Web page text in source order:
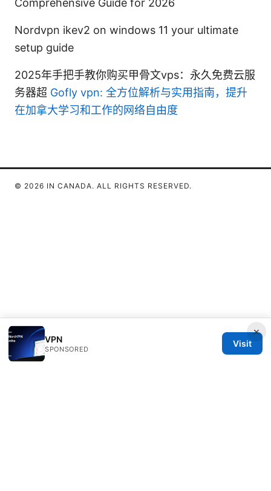
Nordvpn ikev2 on windows 11 your ultimate
setup guide
2025年手把手教你购买甲骨文vps：永久免费云服
务器超 Gofly vpn: 全方位解析与实用指南，提升
在加拿大学习和工作的网络自由度
×
VPN
SPONSORED
Visit
© 2026 IN CANADA. ALL RIGHTS RESERVED.